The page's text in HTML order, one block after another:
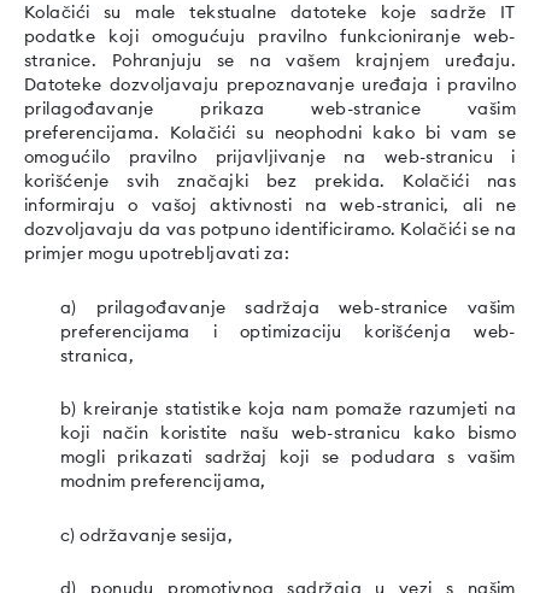
Kolačići su male tekstualne datoteke koje sadrže IT
podatke koji omogućuju pravilno funkcioniranje web-
stranice. Pohranjuju se na vašem krajnjem uređaju.
Datoteke dozvoljavaju prepoznavanje uređaja i pravilno
prilagođavanje prikaza web-stranice vašim
preferencijama. Kolačići su neophodni kako bi vam se
omogućilo pravilno prijavljivanje na web-stranicu i
korišćenje svih značajki bez prekida. Kolačići nas
informiraju o vašoj aktivnosti na web-stranici, ali ne
dozvoljavaju da vas potpuno identificiramo. Kolačići se na
primjer mogu upotrebljavati za:
a) prilagođavanje sadržaja web-stranice vašim
preferencijama i optimizaciju korišćenja web-
stranica,
b) kreiranje statistike koja nam pomaže razumjeti na
koji način koristite našu web-stranicu kako bismo
mogli prikazati sadržaj koji se podudara s vašim
modnim preferencijama,
c) održavanje sesija,
d) ponudu promotivnog sadržaja u vezi s našim